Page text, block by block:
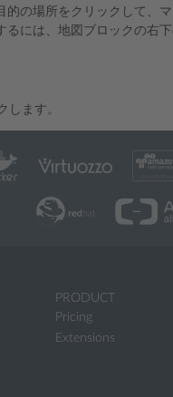
の場所をクリックして、
には、地図ブロックの右
します。
PRODUCT
Pricing
Extensions